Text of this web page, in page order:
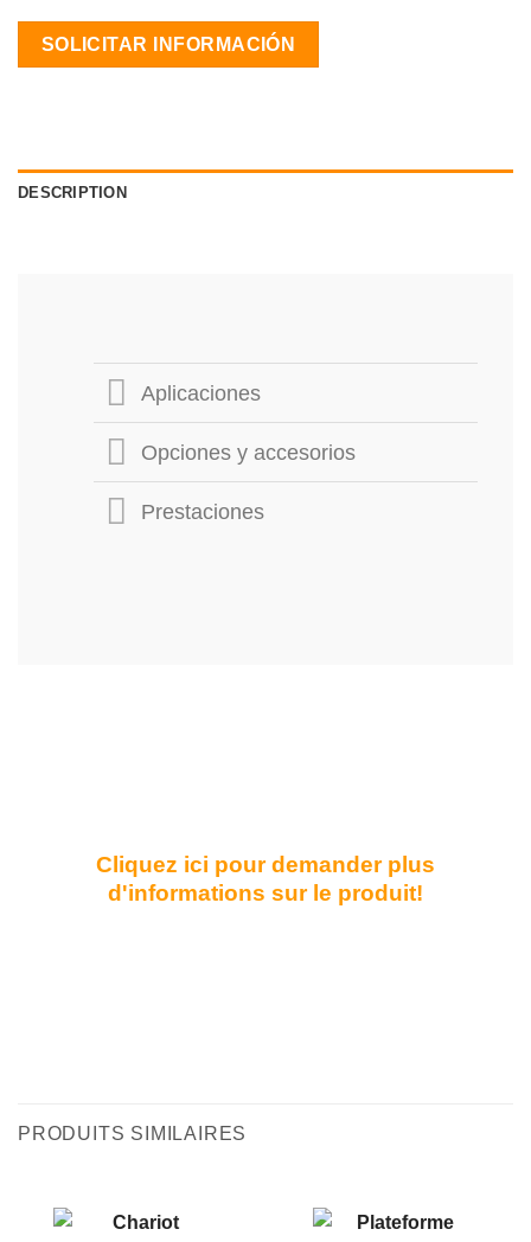
SOLICITAR INFORMACIÓN
DESCRIPTION
Aplicaciones
Opciones y accesorios
Prestaciones
Cliquez ici pour demander plus
d'informations sur le produit!
PRODUITS SIMILAIRES